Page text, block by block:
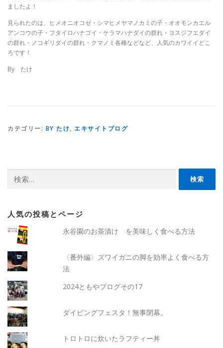
ましたよ！
見られたのは、ヒメオニオコゼ・シマヒメヤマノカミの子・オオモンカエル
アンコウの子・フタイロハナゴイ・ケラマハナダイの群れ・ヨスジフエダイ
の群れ・ノコギリダイの群れ・クマノミ各種などなど、人気のカワイイどこ
ろです！
By たけ
カテゴリー: BY たけ, エキサイトブログ
索:
人気の投稿とページ
永谷園のお茶漬け を美味しく食べる方法
〈番外編〉ズワイガニの脚を効率よく食べる方
法
2024ともやブログその17
ダイビングフェスタ！無事閉幕。
トロトロに炊いたラフティー丼